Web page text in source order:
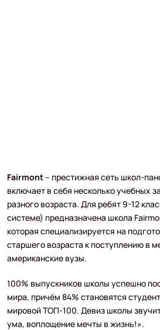
Fairmont– престижная сеть школ-
включает в себя несколько учебных
разного возраста. Для ребят 9-12
системе) предназначена школа
которая специализируется на
старшего возраста к поступлению в
американские вузы.
100% выпускников школы успешно
мира, причём 84% становятся
мировой ТОП-100. Девиз школы
ума, воплощение мечты в жизнь!».